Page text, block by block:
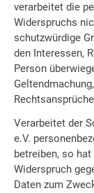
verarbeitet die
Widerspruchs
schutzwürdige
den Interessen,
Person
Verarbeitet der
e.V.
betreiben, so
Widerspruch
Daten zum